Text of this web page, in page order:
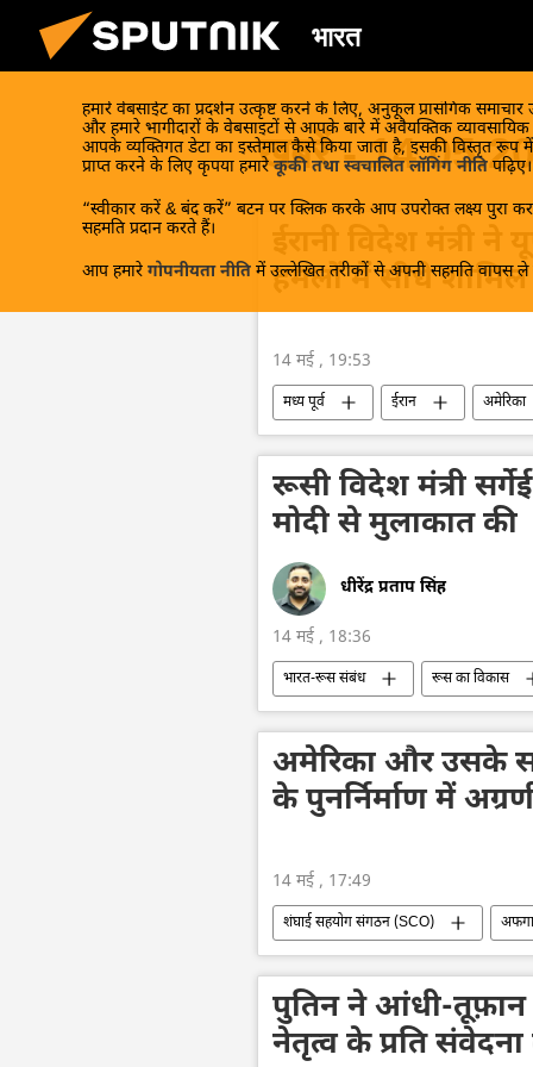
भारत
हमारे वेबसाईट का प्रदर्शन उत्कृष्ट करने के लिए, अनुकूल प्रासंगिक
और हमारे भागीदारों के वेबसाइटों से आपके बारे में अवैयक्तिक
आपके व्यक्तिगत डेटा का इस्तेमाल कैसे किया जाता है, इसकी विस्तृत रूप
प्राप्त करने के लिए कृपया हमारे कूकी तथा स्वचालित लॉगिंग नीति पढ़िए।
“स्वीकार करें & बंद करें” बटन पर क्लिक करके आप उपरोक्त लक्ष्य पुरा
सहमति प्रदान करते हैं।
आप हमारे गोपनीयता नीति में उल्लेखित तरीकों से अपनी सहमति वापस
खबरें -
हमलों में सीधे शामिल
14 मई , 19:53
मध्य पूर्व ईरान अमेरिका
बेंजामिन नेतन्याहू
विश्व
रूसी विदेश मंत्री सर्गेई
मोदी से मुलाकात की
धीरेंद्र प्रताप सिंह
14 मई , 18:36
भारत-रूस संबंध रूस का विकास
भारत सरकार
दिल्ली
अमेरिका और उसके
के पुनर्निर्माण में
14 मई , 17:49
शंघाई सहयोग संगठन (SCO)
राष्ट्रीय सुरक्षा
पुतिन ने आंधी-तूफ़ान
नेतृत्व के प्रति